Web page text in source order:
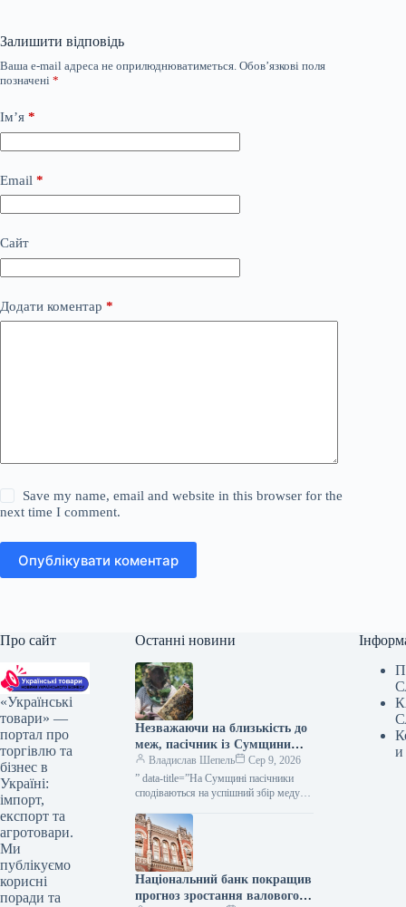
Залишити відповідь
Ваша e-mail адреса не оприлюднюватиметься. Обов’язкові поля
позначені *
Ім’я *
Email *
Сайт
Додати коментар *
Save my name, email and website in this browser for the
next time I comment.
Опублікувати коментар
Про сайт
«Українські
товари» —
портал про
торгівлю та
бізнес в
Україні:
імпорт,
експорт та
агротовари.
Ми
публікуємо
корисні
поради та
Останні новини
Незважаючи на близькість до
меж, пасічник із Сумщини
вважає область придатною
для бджільництва —
КУРКУЛЬ
Владислав Шепель
Сер 9, 2026
” data-title=”На Сумщині пасічники
сподіваються на успішний збір меду”
url=”https://kurkul.com/news/41861-na-
sumschini-pasichniki-rozrahovuyut-na-
vdaliy-medozbir”> На Сумщині
пасічники сподіваються на успішний
збір меду 9 серпня…
Національний банк покращив
прогноз зростання валового
и